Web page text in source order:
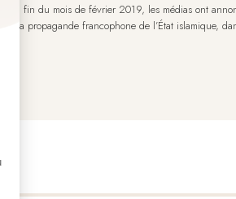
A la fin du mois de février 2019, les médias ont
de la propagande francophone de l’État islamique,